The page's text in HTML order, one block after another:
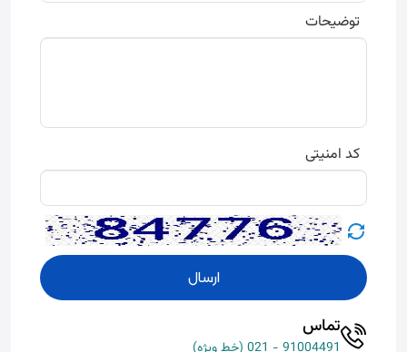
توضیحات
کد امنیتی
ارسال
تماس